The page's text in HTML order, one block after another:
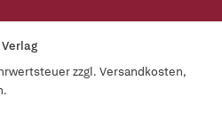
zzgl. Versandkosten,